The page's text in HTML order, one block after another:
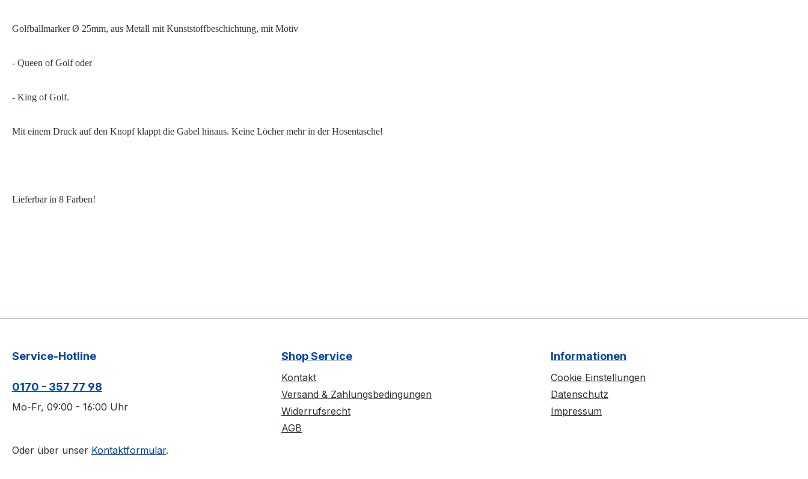
Golfballmarker Ø 25mm, aus Metall mit Kunststoffbeschichtung, mit Motiv
- Queen of Golf oder
- King of Golf.
Mit einem Druck auf den Knopf klappt die Gabel hinaus. Keine Löcher mehr in der Hosentasche!
Lieferbar in 8 Farben!
Service-Hotline
0170 - 357 77 98
Mo-Fr, 09:00 - 16:00 Uhr
Oder über unser Kontaktformular.
Shop Service
Kontakt
Versand & Zahlungsbedingungen
Widerrufsrecht
AGB
Informationen
Cookie Einstellungen
Datenschutz
Impressum